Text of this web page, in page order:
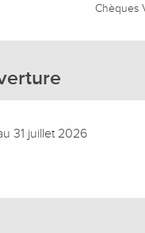
Chèques
31 juillet 2026